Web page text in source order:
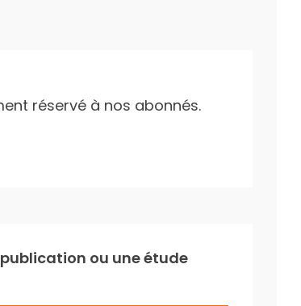
réservé à nos abonnés.
ou une étude